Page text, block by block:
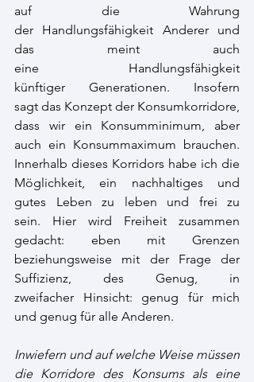
auf die Wahrung
der Handlungsfähigkeit Anderer und
das meint auch
eine Handlungsfähigkeit
künftiger Generationen. Insofern
sagt das Konzept der Konsumkorridore,
dass wir ein Konsumminimum, aber
auch ein Konsummaximum brauchen.
Innerhalb dieses Korridors habe ich die
Möglichkeit, ein nachhaltiges und
gutes Leben zu leben und frei zu
sein. Hier wird Freiheit zusammen
gedacht: eben mit Grenzen
beziehungsweise mit der Frage der
Suffizienz, des Genug, in
zweifacher Hinsicht: genug für mich
und genug für alle Anderen.
Inwiefern und auf welche Weise müssen
die Korridore des Konsums als eine